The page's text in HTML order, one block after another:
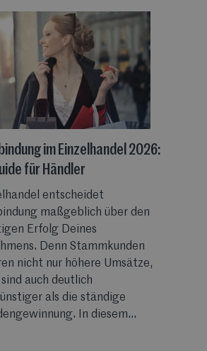
im Einzelhandel 2026:
für Händler
entscheidet
maßgeblich über den
Erfolg Deines
Denn Stammkunden
nicht nur höhere Umsätze,
auch deutlich
als die ständige
In diesem...